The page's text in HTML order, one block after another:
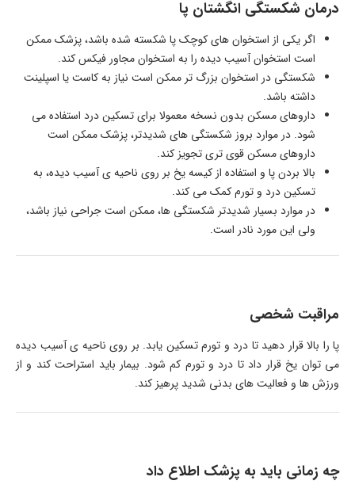
درمان شکستگی انگشتان پا
اگر یکی از استخوان های کوچک پا شکسته شده باشد، پزشک ممکن
است استخوان آسیب دیده را به استخوان مجاور فیکس کند.
شکستگی در استخوان بزرگ تر ممکن است نیاز به کاست یا اسپلینت
داشته باشد.
داروهای مسکن بدون نسخه معمولا برای تسکین درد استفاده می
شود. در موارد بروز شکستگی های شدیدتر، پزشک ممکن است
داروهای مسکن قوی تری تجویز کند.
بالا بردن پا و استفاده از کیسه یخ بر روی ناحیه ی آسیب دیده، به
تسکین درد و تورم کمک می کند.
در موارد بسیار شدیدتر شکستگی ها، ممکن است جراحی نیاز باشد،
ولی این مورد نادر است.
مراقبت شخصی
پا را بالا قرار دهید تا درد و تورم تسکین یابد. بر روی ناحیه ی آسیب دیده
می توان یخ قرار داد تا درد و تورم کم شود. بیمار باید استراحت کند و از
ورزش ها و فعالیت های بدنی شدید پرهیز کند.
چه زمانی باید به پزشک اطلاع داد